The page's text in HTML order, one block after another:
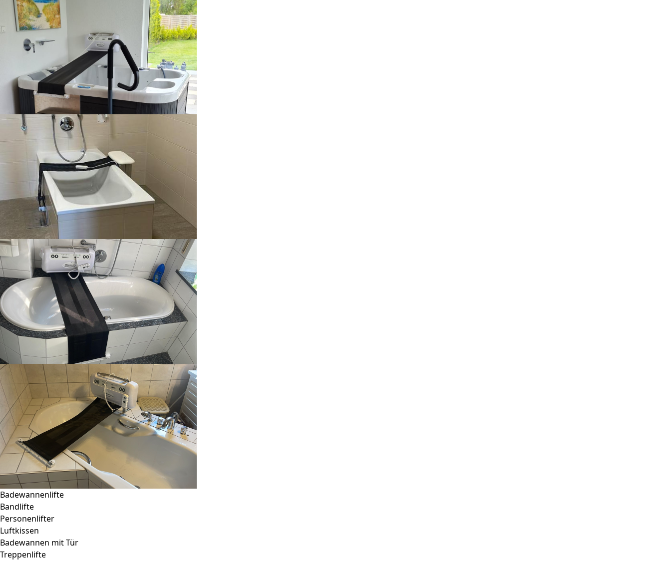
Badewannenlifte
Bandlifte
Personenlifter
Luftkissen
Badewannen mit Tür
Treppenlifte